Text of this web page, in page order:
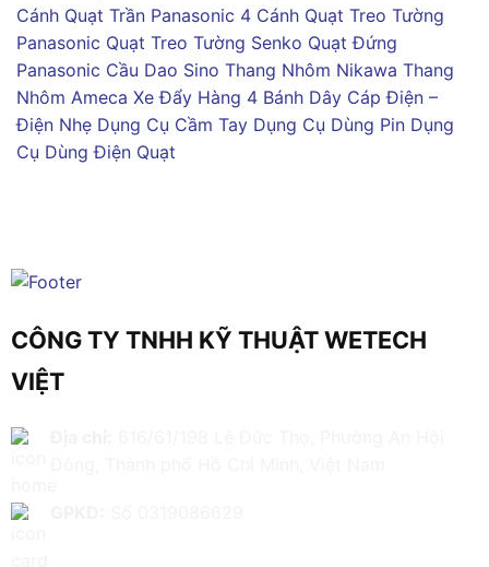
Cánh Quạt Trần Panasonic 4 Cánh Quạt Treo Tường
Panasonic Quạt Treo Tường Senko Quạt Đứng
Panasonic Cầu Dao Sino Thang Nhôm Nikawa Thang
Nhôm Ameca Xe Đẩy Hàng 4 Bánh Dây Cáp Điện –
Điện Nhẹ Dụng Cụ Cầm Tay Dụng Cụ Dùng Pin Dụng
Cụ Dùng Điện Quạt
CÔNG TY TNHH KỸ THUẬT WETECH
VIỆT